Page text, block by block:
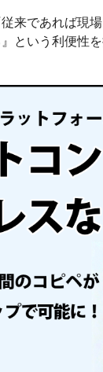
来であれば現
という利便性